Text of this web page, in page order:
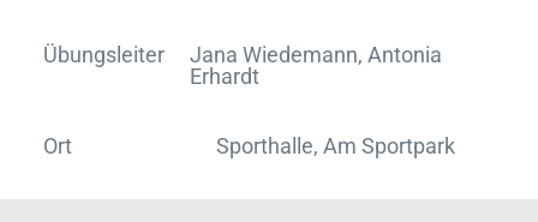
Übungsleiter
Jana Wiedemann, Antonia
Erhardt
Ort Sporthalle, Am Sportpark